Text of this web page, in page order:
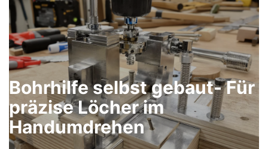
Bohrhilfe selbst gebaut- Für
präzise Löcher im
Handumdrehen